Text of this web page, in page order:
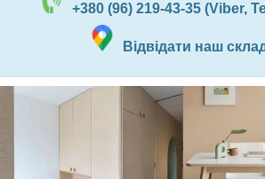
+380 (96) 219-43-35 (Viber,
Відвідати наш